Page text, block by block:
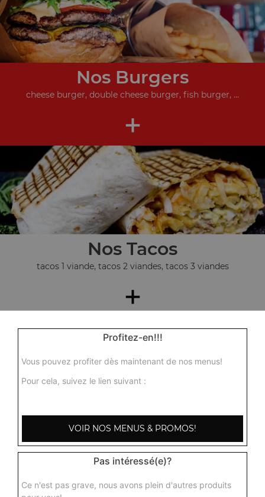
Nos Burgers
cheese burger, double cheese burger, fish burger, ...
+
Nos Tacos
tacos 1 viande, tacos 2 viandes, tacos 3 viandes
+
Nos Paninis
+
Profitez-en!!!
Vous pouvez profiter dès maintenant de nos menus!
Pour cela, suivez le lien suivant :
VOIR NOS MENUS & PROMOS!
Pas intéressé(e)?
Ce n'est pas grave, nous avons plein d'autres produits